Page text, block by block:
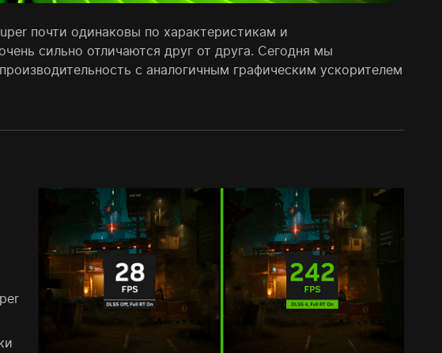
почти одинаковы по характеристикам и
сильно отличаются друг от друга. Сегодня мы
с аналогичным графическим ускорителем